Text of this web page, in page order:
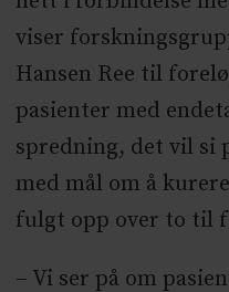
viser
Hansen Ree til
pasienter med
spredning, det vil si
med mål om å
fulgt opp over to til
– Vi ser på om